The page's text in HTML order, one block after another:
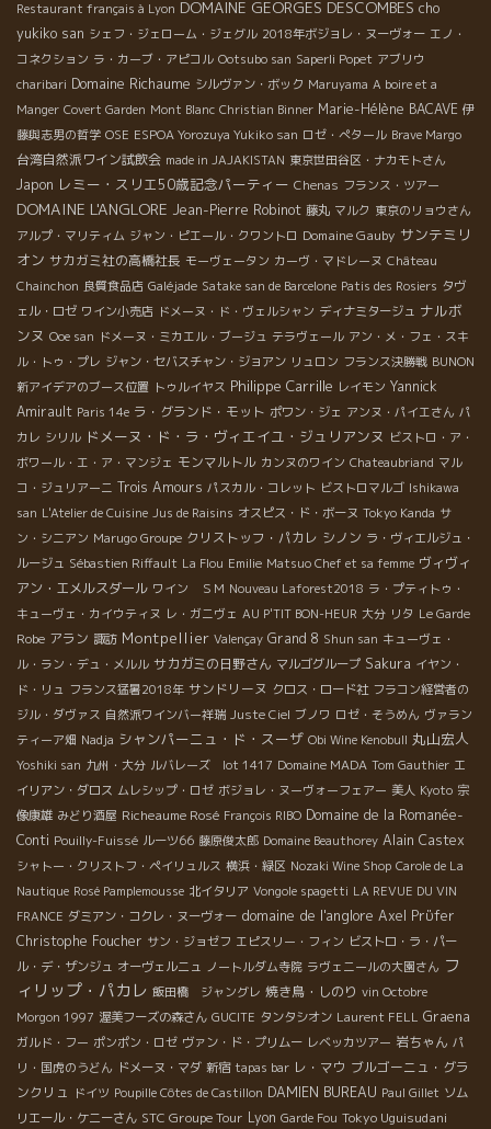
Restaurant français à Lyon DOMAINE GEORGES DESCOMBES cho
yukiko san シェフ・ジェローム・ジェグル 2018年ボジョレ・ヌーヴォー エノ・
コネクション ラ・カーブ・アピコル Ootsubo san Saperli Popet アブリウ
charibari Domaine Richaume シルヴァン・ボック Maruyama A boire et a
Manger Covert Garden Mont Blanc Christian Binner Marie-Hélène BACAVE 伊
藤與志男の哲学 OSE ESPOA Yorozuya Yukiko san ロゼ・ぺタール Brave Margo
台湾自然派ワイン試飲会 made in JAJAKISTAN 東京世田谷区・ナカモトさん
Japon レミー・スリエ50歳記念パーティー Chenas フランス・ツアー
DOMAINE L'ANGLORE Jean-Pierre Robinot 藤丸 マルク 東京のリョウさん
アルプ・マリティム ジャン・ピエール・クワントロ Domaine Gauby サンテミリ
オン サカガミ社の高橋社長 モーヴェータン カーヴ・マドレーヌ Château
Chainchon 良質食品店 Galéjade Satake san de Barcelone Patis des Rosiers タヴ
ェル・ロゼ ワイン小売店 ドメーヌ・ド・ヴェルシャン ディナミタージュ ナルボ
ンヌ Ooe san ドメーヌ・ミカエル・ブージュ テラヴェール アン・メ・フェ・スキ
ル・トゥ・プレ ジャン・セバスチャン・ジョアン リュロン フランス決勝戦 BUNON
新アイデアのブース位置 トゥルイヤス Philippe Carrille レイモン Yannick
Amirault Paris 14e ラ・グランド・モット ポワン・ジェ アンヌ・パイエさん パ
カレ シリル ドメーヌ・ド・ラ・ヴィエイユ・ジュリアンヌ ビストロ・ア・
ボワール・エ・ア・マンジェ モンマルトル カンヌのワイン Chateaubriand マル
コ・ジュリアーニ Trois Amours パスカル・コレット ビストロマルゴ Ishikawa
san L'Atelier de Cuisine Jus de Raisins オスピス・ド・ボーヌ Tokyo Kanda サ
ン・シニアン Marugo Groupe クリストッフ・パカレ シノン ラ・ヴィエルジュ・
ルージュ Sébastien Riffault La Flou Emilie Matsuo Chef et sa femme ヴィヴィ
アン・エメルスダール ワイン ＳＭ Nouveau Laforest2018 ラ・プティトゥ・
キューヴェ・カイウティヌ レ・ガニヴェ AU P'TIT BON-HEUR 大分 リタ Le Garde
Robe アラン 諏訪 Montpellier Valençay Grand 8 Shun san キューヴェ・
ル・ラン・デュ・メルル サカガミの日野さん マルゴグループ Sakura イヤン・
ド・リュ フランス猛暑2018年 サンドリーヌ クロス・ロード社 フラコン経営者の
ジル・ダヴァス 自然派ワインバー祥瑞 Juste Ciel ブノワ ロゼ・そうめん ヴァラン
ティーア畑 Nadja シャンパーニュ・ド・スーザ Obi Wine Kenobull 丸山宏人
Yoshiki san 九州・大分 ルバレーズ lot 1417 Domaine MADA Tom Gauthier エ
イリアン・ダロス ムレシップ・ロゼ ボジョレ・ヌーヴォーフェアー 美人 Kyoto 宗
像康雄 みどり酒屋 Richeaume Rosé François RIBO Domaine de la Romanée-
Conti Pouilly-Fuissé ルーツ66 藤原俊太郎 Domaine Beauthorey Alain Castex
シャトー・クリストフ・ペイリュルス 横浜・緑区 Nozaki Wine Shop Carole de La
Nautique Rosé Pamplemousse 北イタリア Vongole spagetti LA REVUE DU VIN
FRANCE ダミアン・コクレ・ヌーヴォー domaine de l'anglore Axel Prϋfer
Christophe Foucher サン・ジョゼフ エピスリー・フィン ビストロ・ラ・パー
ル・デ・ザンジュ オーヴェルニュ ノートルダム寺院 ラヴェニールの大園さん フ
ィリップ・パカレ 飯田橋 ジャングレ 焼き鳥・しのり vin Octobre
Morgon 1997 渥美フーズの森さん GUCITE タンタシオン Laurent FELL Graena
ガルド・フー ポンポン・ロゼ ヴァン・ド・プリムー レベッカツアー 岩ちゃん パ
リ・国虎のうどん ドメーヌ・マダ 新宿 tapas bar レ・マウ ブルゴーニュ・グラ
ンクリュ ドイツ Poupille Côtes de Castillon DAMIEN BUREAU Paul Gillet ソム
リエール・ケニーさん STC Groupe Tour Lyon Garde Fou Tokyo Uguisudani